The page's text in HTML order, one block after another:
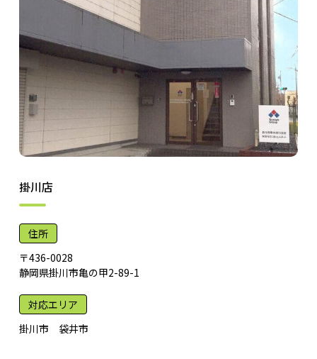
掛川店
住所
〒436-0028
静岡県掛川市亀の甲2-89-1
対応エリア
掛川市 袋井市